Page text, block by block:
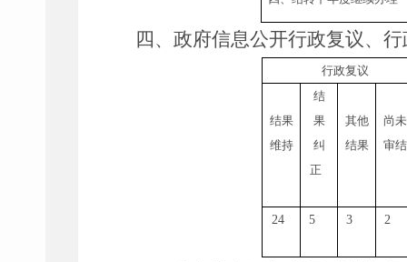
四、政府信息公开行政复议、
行政复议
结果
维持
结
果
纠
正
其他
结果
尚未
审结
24 5 3 2